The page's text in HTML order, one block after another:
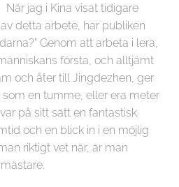
jag i Kina visat tidigare
detta arbete, har publiken
Genom att arbeta i lera,
första, och alltjämt
och åter till Jingdezhen, ger
en tumme, eller era meter
på sitt sätt en fantastisk
och en blick in i en möjlig
riktigt vet när, är man